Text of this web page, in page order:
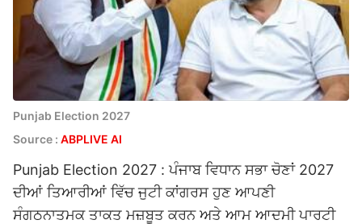
Punjab Election 2027
Source : ABPLIVE AI
Punjab Election 2027 : ਪੰਜਾਬ ਵਿਧਾਨ ਸਭਾ ਚੋਣਾਂ 2027
ਦੀਆਂ ਤਿਆਰੀਆਂ ਵਿੱਚ ਜੁਟੀ ਕਾਂਗਰਸ ਹੁਣ ਆਪਣੀ
ਸੰਗਠਨਾਤਮਕ ਤਾਕਤ ਮਜ਼ਬੂਤ ਕਰਨ ਅਤੇ ਆਮ ਆਦਮੀ ਪਾਰਟੀ